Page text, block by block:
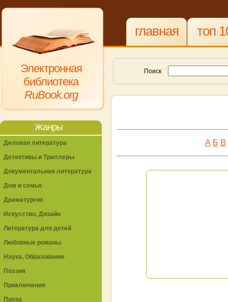
Электронная
библиотека
RuBook.org
главная топ
Поиск
А Б В
Жанры
Деловая литература
Детективы и Триллеры
Документальная литература
Дом и семья
Драматургия
Искусство, Дизайн
Литература для детей
Любовные романы
Наука, Образование
Поэзия
Приключения
Проза